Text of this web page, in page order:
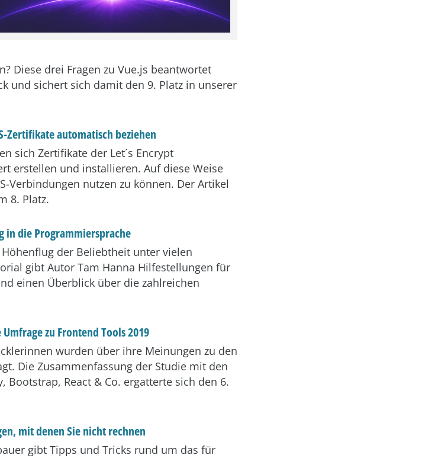
Diese drei Fragen zu Vue.js beantwortet
und sichert sich damit den 9. Platz in unserer
Zertifikate automatisch beziehen
sich Zertifikate der Let´s Encrypt
erstellen und installieren. Auf diese Weise
Verbindungen nutzen zu können. Der Artikel
8. Platz.
in die Programmiersprache
der Beliebtheit unter vielen
gibt Autor Tam Hanna Hilfestellungen für
einen Überblick über die zahlreichen
zu Frontend Tools 2019
wurden über ihre Meinungen zu den
Die Zusammenfassung der Studie mit den
Bootstrap, React & Co. ergatterte sich den 6.
mit denen Sie nicht rechnen
gibt Tipps und Tricks rund um das für